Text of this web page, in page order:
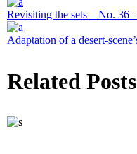
Revisiting the sets – No. 36
Adaptation of a desert-
Related Posts